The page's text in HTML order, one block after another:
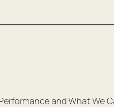
and What We